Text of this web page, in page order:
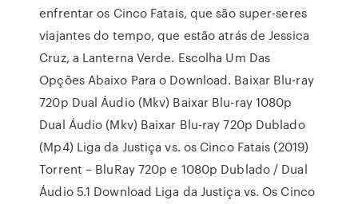
enfrentar os Cinco Fatais, que são super-seres
viajantes do tempo, que estão atrás de Jessica
Cruz, a Lanterna Verde. Escolha Um Das
Opções Abaixo Para o Download. Baixar Blu-ray
720p Dual Áudio (Mkv) Baixar Blu-ray 1080p
Dual Áudio (Mkv) Baixar Blu-ray 720p Dublado
(Mp4) Liga da Justiça vs. os Cinco Fatais (2019)
Torrent – BluRay 720p e 1080p Dublado / Dual
Áudio 5.1 Download Liga da Justiça vs. Os Cinco